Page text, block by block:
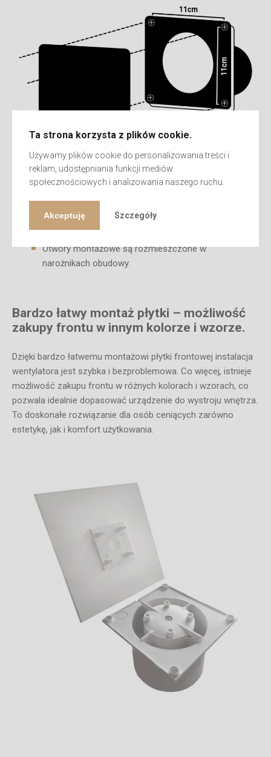
Wymiary montażowe
Otwory montażowe są rozmieszczone w
narożnikach obudowy.
Bardzo łatwy montaż płytki – możliwość
zakupy frontu w innym kolorze i wzorze.
Dzięki bardzo łatwemu montażowi płytki frontowej instalacja
wentylatora jest szybka i bezproblemowa. Co więcej, istnieje
możliwość zakupu frontu w różnych kolorach i wzorach, co
pozwala idealnie dopasować urządzenie do wystroju wnętrza.
To doskonałe rozwiązanie dla osób ceniących zarówno
estetykę, jak i komfort użytkowania.
Ta strona korzysta z plików cookie.
Używamy plików cookie do personalizowania treści i
reklam, udostępniania funkcji mediów
społecznościowych i analizowania naszego ruchu.
Akceptuję Szczegóły